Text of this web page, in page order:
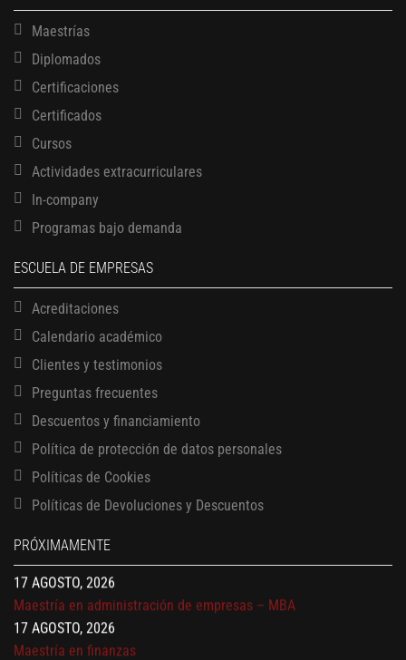
Maestrías
Diplomados
Certificaciones
Certificados
Cursos
Actividades extracurriculares
In-company
Programas bajo demanda
ESCUELA DE EMPRESAS
Acreditaciones
Calendario académico
Clientes y testimonios
Preguntas frecuentes
Descuentos y financiamiento
Política de protección de datos personales
Políticas de Cookies
Políticas de Devoluciones y Descuentos
PRÓXIMAMENTE
13 AGOSTO, 2026
17 AGOSTO, 2026
Gerencia de empresas familiares
Maestría en administración de empresas – MBA
17 AGOSTO, 2026
Maestría en finanzas
20 AGOSTO, 2026